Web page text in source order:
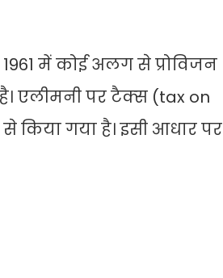
में कोई अलग से प्रोविजन
एलीमनी पर टैक्‍स (tax on
किया गया है। इसी आधार पर